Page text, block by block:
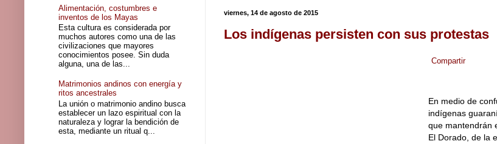
viernes, 14 de agosto de 2015
Los indígenas persisten con sus protestas
Compartir
En medio de
indígenas
que mantendrán
El Dorado, de la
Alimentación, costumbres e
inventos de los Mayas
Esta cultura es considerada por
muchos autores como una de las
civilizaciones que mayores
conocimientos posee. Sin duda
alguna, una de las...
Matrimonios andinos con energía y
ritos ancestrales
La unión o matrimonio andino busca
establecer un lazo espiritual con la
naturaleza y lograr la bendición de
esta, mediante un ritual q...